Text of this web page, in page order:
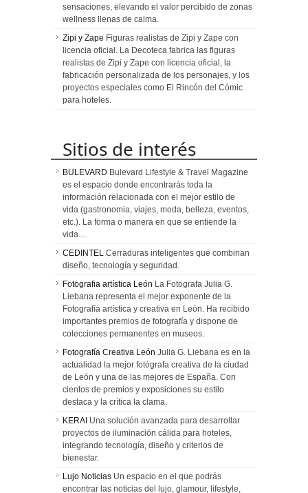
sensaciones, elevando el valor percibido de zonas
wellness llenas de calma.
Zipi y Zape Figuras realistas de Zipi y Zape con
licencia oficial. La Decoteca fabrica las figuras
realistas de Zipi y Zape con licencia oficial, la
fabricación personalizada de los personajes, y los
proyectos especiales como El Rincón del Cómic
para hoteles.
Sitios de interés
BULEVARD Bulevard Lifestyle & Travel Magazine
es el espacio donde encontrarás toda la
información relacionada con el mejor estilo de
vida (gastronomia, viajes, moda, belleza, eventos,
etc.). La forma o manera en que se entiende la
vida…
CEDINTEL Cerraduras inteligentes que combinan
diseño, tecnología y seguridad.
Fotografia artística León La Fotografa Julia G.
Liebana representa el mejor exponente de la
Fotografía artística y creativa en León. Ha recibido
importantes premios de fotografía y dispone de
colecciones permanentes en museos.
Fotografía Creativa León Julia G. Liebana es en la
actualidad la mejor fotógrafa creativa de la ciudad
de León y una de las mejores de España. Con
cientos de premios y exposiciones su estilo
destaca y la crítica la clama.
KERAI Una solución avanzada para desarrollar
proyectos de iluminación cálida para hoteles,
integrando tecnología, diseño y criterios de
bienestar.
Lujo Noticias Un espacio en el que podrás
encontrar las noticias del lujo, glamour, lifestyle,